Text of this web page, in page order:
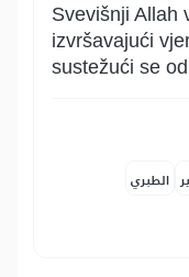
Svevišnji Allah
izvršavajući
sustežući se
الطبري